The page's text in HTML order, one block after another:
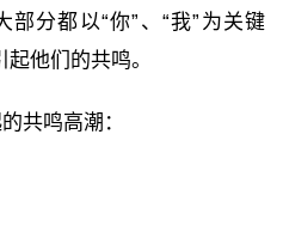
分都以“你”、“我”为关键
他们的共鸣。
共鸣高潮：